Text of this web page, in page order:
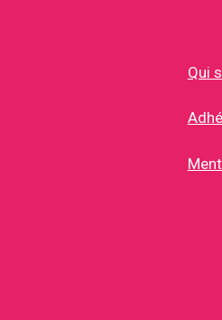
Qui